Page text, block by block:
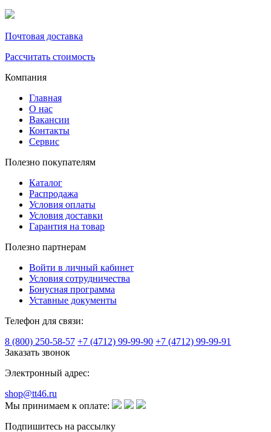
Почтовая доставка
Рассчитать стоимость
Компания
Главная
О нас
Вакансии
Контакты
Сервис
Полезно покупателям
Каталог
Распродажа
Условия оплаты
Условия доставки
Гарантия на товар
Полезно партнерам
Войти в личный кабинет
Условия сотрудничества
Бонусная программа
Уставные документы
Телефон для связи:
8 (800) 250-58-57 +7 (4712) 99-99-90 +7 (4712) 99-99-91
Заказать звонок
Электронный адрес:
shop@tt46.ru
Мы принимаем к оплате:
Подпишитесь на рассылку